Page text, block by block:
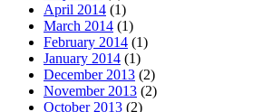
April 2014 (1)
March 2014 (1)
February 2014 (1)
January 2014 (1)
December 2013 (2)
November 2013 (2)
October 2013 (2)